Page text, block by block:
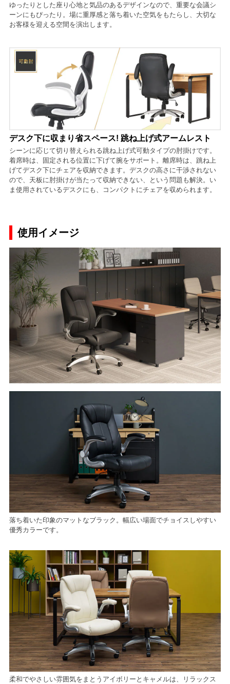
ゆったりとした座り心地と気品のあるデザインなので、重要な会議シ
ーンにもぴったり。場に重厚感と落ち着いた空気をもたらし、大切な
お客様を迎える空間を演出します。
デスク下に収まり省スペース! 跳ね上げ式アームレスト
シーンに応じて切り替えられる跳ね上げ式可動タイプの肘掛けです。
着席時は、固定される位置に下げて腕をサポート。離席時は、跳ね上
げてデスク下にチェアを収納できます。デスクの高さに干渉されない
ので、天板に肘掛けが当たって収納できない、という問題も解決。い
ま使用されているデスクにも、コンパクトにチェアを収められます。
使用イメージ
落ち着いた印象のマットなブラック。幅広い場面でチョイスしやすい
優秀カラーです。
柔和でやさしい雰囲気をまとうアイボリーとキャメルは、リラックス